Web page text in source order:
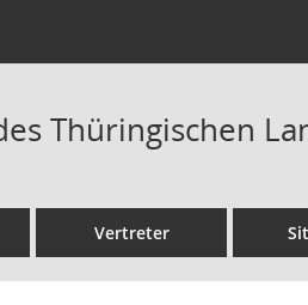
Thüringischen
Vertreter